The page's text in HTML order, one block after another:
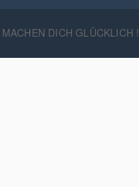
DICH GLÜCKLICH !